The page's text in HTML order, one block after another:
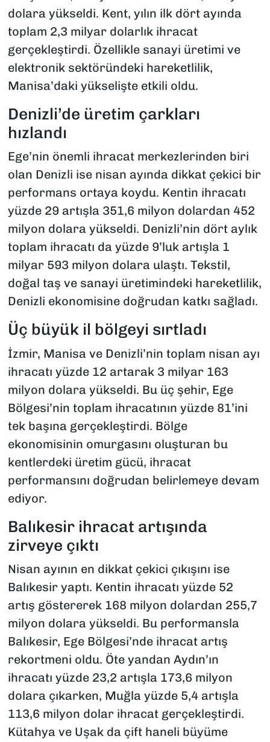
dolara yükseldi. Kent, yılın ilk dört ayında
toplam 2,3 milyar dolarlık ihracat
gerçekleştirdi. Özellikle sanayi üretimi ve
elektronik sektöründeki hareketlilik,
Manisa’daki yükselişte etkili oldu.
Denizli’de üretim çarkları
hızlandı
Ege’nin önemli ihracat merkezlerinden biri
olan Denizli ise nisan ayında dikkat çekici bir
performans ortaya koydu. Kentin ihracatı
yüzde 29 artışla 351,6 milyon dolardan 452
milyon dolara yükseldi. Denizli’nin dört aylık
toplam ihracatı da yüzde 9’luk artışla 1
milyar 593 milyon dolara ulaştı. Tekstil,
doğal taş ve sanayi üretimindeki hareketlilik,
Denizli ekonomisine doğrudan katkı sağladı.
Üç büyük il bölgeyi sırtladı
İzmir, Manisa ve Denizli’nin toplam nisan ayı
ihracatı yüzde 12 artarak 3 milyar 163
milyon dolara yükseldi. Bu üç şehir, Ege
Bölgesi’nin toplam ihracatının yüzde 81’ini
tek başına gerçekleştirdi. Bölge
ekonomisinin omurgasını oluşturan bu
kentlerdeki üretim gücü, ihracat
performansını doğrudan belirlemeye devam
ediyor.
Balıkesir ihracat artışında
zirveye çıktı
Nisan ayının en dikkat çekici çıkışını ise
Balıkesir yaptı. Kentin ihracatı yüzde 52
artış göstererek 168 milyon dolardan 255,7
milyon dolara yükseldi. Bu performansla
Balıkesir, Ege Bölgesi’nde ihracat artış
rekortmeni oldu. Öte yandan Aydın’ın
ihracatı yüzde 23,2 artışla 173,6 milyon
dolara çıkarken, Muğla yüzde 5,4 artışla
113,6 milyon dolar ihracat gerçekleştirdi.
Kütahya ve Uşak da çift haneli büyüme